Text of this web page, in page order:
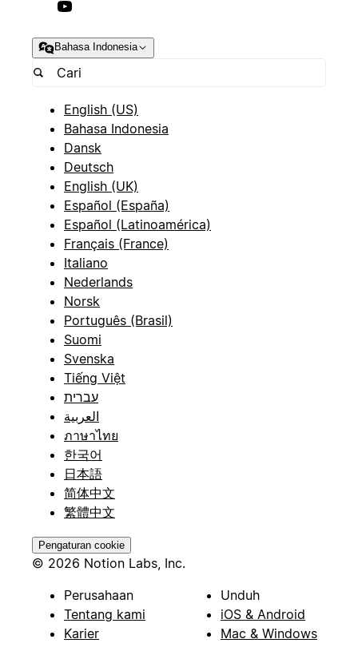
Bahasa Indonesia
English (US)
Bahasa Indonesia
Dansk
Deutsch
English (UK)
Español (España)
Español (Latinoamérica)
Français (France)
Italiano
Nederlands
Norsk
Português (Brasil)
Suomi
Svenska
Tiếng Việt
עברית
العربية
ภาษาไทย
한국어
日本語
简体中文
繁體中文
Pengaturan cookie
© 2026 Notion Labs, Inc.
Perusahaan
Tentang kami
Karier
Unduh
iOS & Android
Mac & Windows